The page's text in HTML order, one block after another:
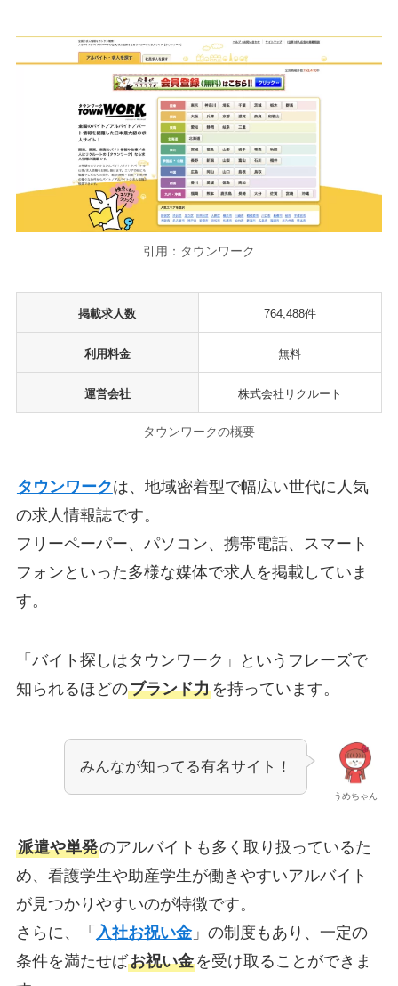
引用：タウンワーク
掲載求人数 764,488件
利用料金 無料
運営会社 株式会社リクルート
タウンワークの概要
タウンワークは、地域密着型で幅広い世代に人気
の求人情報誌です。
フリーペーパー、パソコン、携帯電話、スマート
フォンといった多様な媒体で求人を掲載していま
す。
「バイト探しはタウンワーク」というフレーズで
知られるほどのブランド力を持っています。
うめちゃん
みんなが知ってる有名サイト！
派遣や単発のアルバイトも多く取り扱っているた
め、看護学生や助産学生が働きやすいアルバイト
が見つかりやすいのが特徴です。
さらに、「 入社お祝い金」の制度もあり、一定の
条件を満たせばお祝い金を受け取ることができま